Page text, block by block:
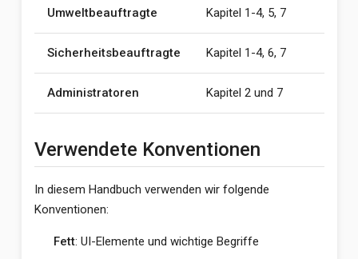
Umweltbeauftragte Kapitel 1-4, 5, 7
Sicherheitsbeauftragte Kapitel 1-4, 6, 7
Administratoren Kapitel 2 und 7
Verwendete Konventionen
In diesem Handbuch verwenden wir folgende
Konventionen:
Fett: UI-Elemente und wichtige Begriffe